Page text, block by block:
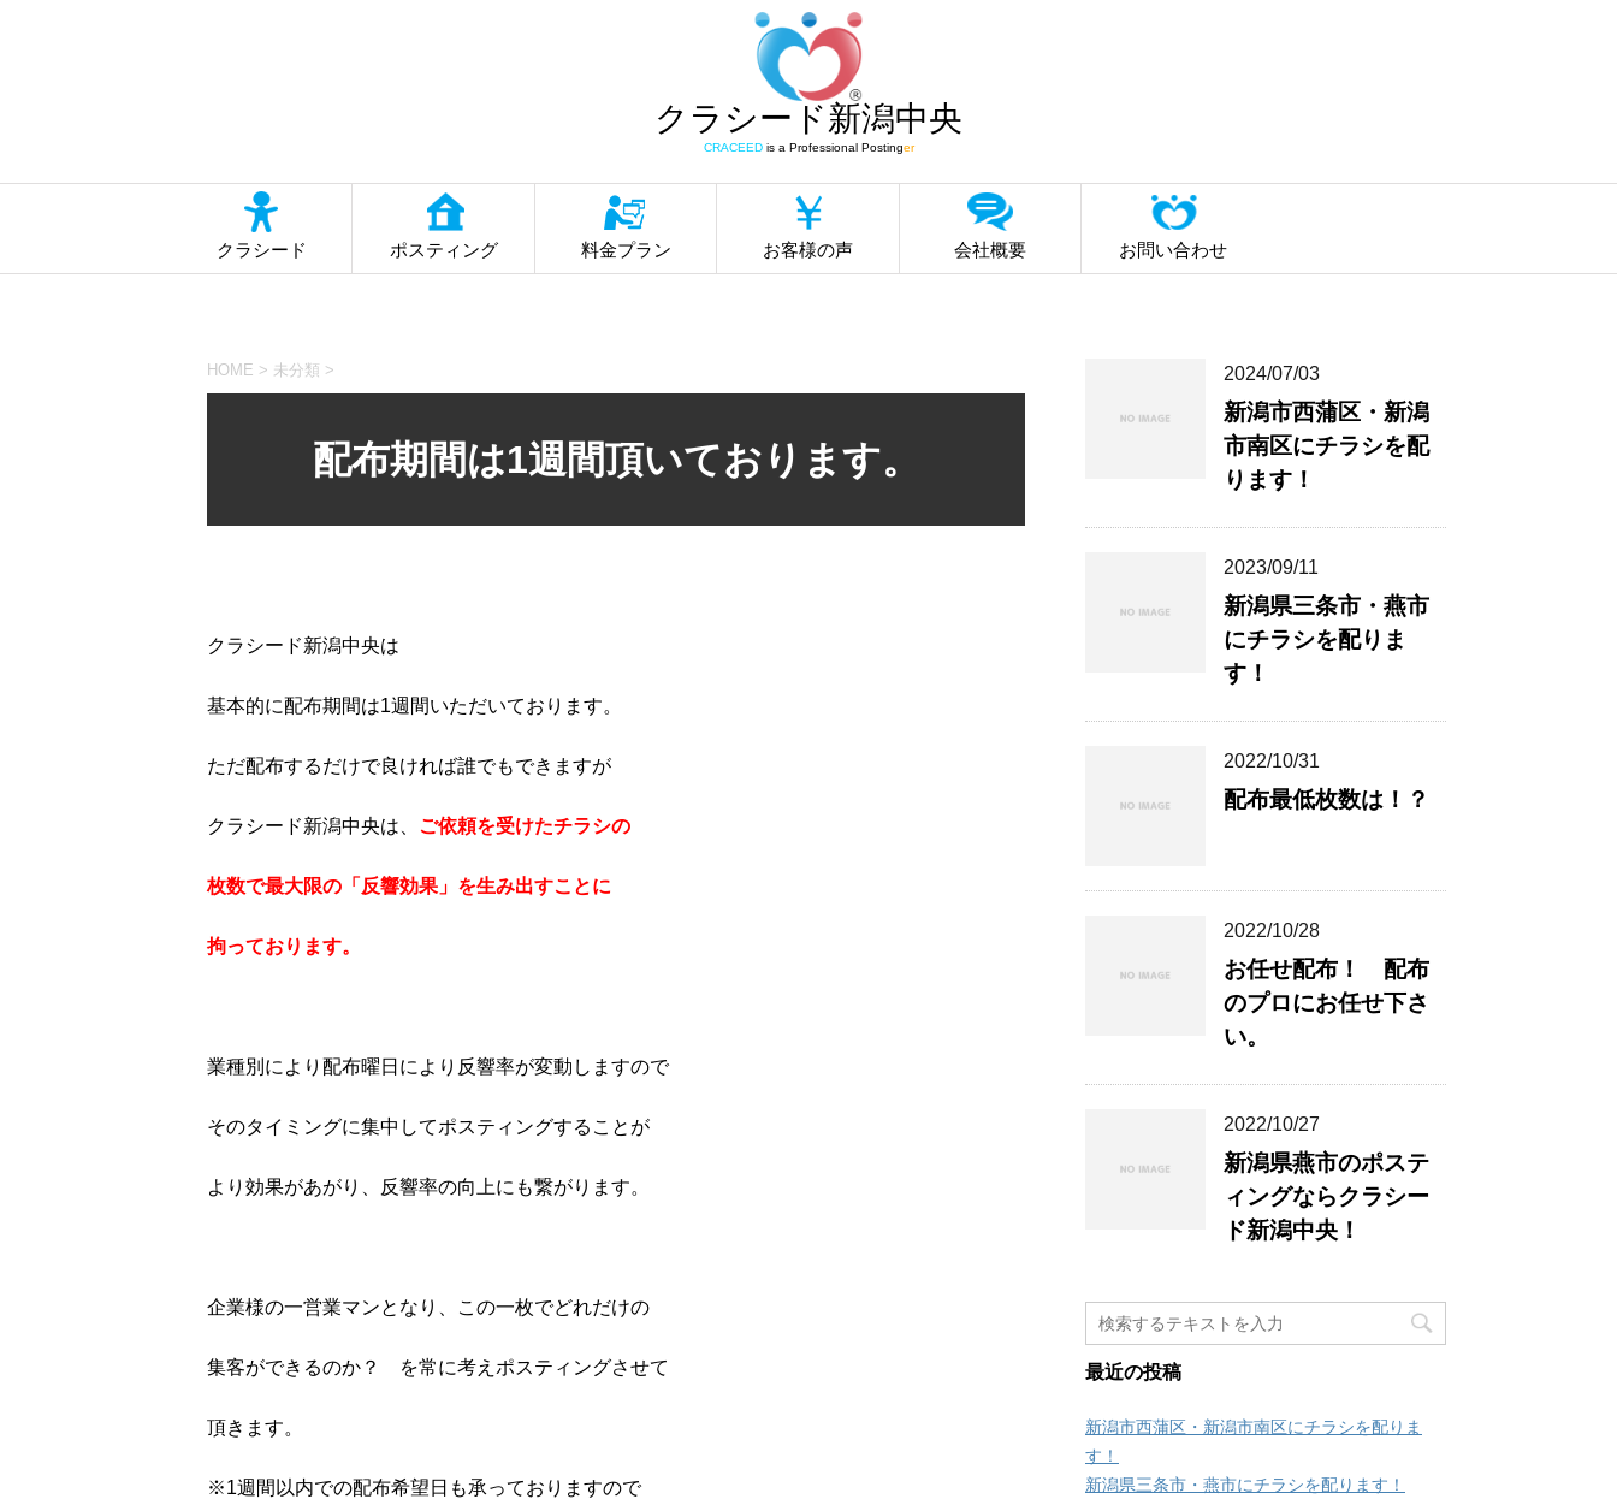
クラシード新潟中央
CRACEEDis a Professional Postinger
クラシード ポスティング 料金プラン お客様の声 会社概要 お問い合わせ
HOME > 未分類 >
配布期間は1週間頂いております。
クラシード新潟中央は
基本的に配布期間は1週間いただいております。
ただ配布するだけで良ければ誰でもできますが
クラシード新潟中央は、 ご依頼を受けたチラシの
枚数で最大限の「反響効果」を生み出すことに
拘っております。
業種別により配布曜日により反響率が変動しますので
そのタイミングに集中してポスティングすることが
より効果があがり、反響率の向上にも繋がります。
企業様の一営業マンとなり、この一枚でどれだけの
集客ができるのか？ を常に考えポスティングさせて
頂きます。
※1週間以内での配布希望日も承っておりますので
2024/07/03
新潟市西蒲区・新潟
市南区にチラシを配
ります！
2023/09/11
新潟県三条市・燕市
にチラシを配りま
す！
2022/10/31
配布最低枚数は！？
2022/10/28
お任せ配布！ 配布
のプロにお任せ下さ
い。
2022/10/27
新潟県燕市のポステ
ィングならクラシー
ド新潟中央！
最近の投稿
新潟市西蒲区・新潟市南区にチラシを配りま
す！
新潟県三条市・燕市にチラシを配ります！